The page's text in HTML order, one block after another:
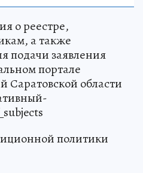
о реестре,
а также
подачи заявления
портале
Саратовской области
политики